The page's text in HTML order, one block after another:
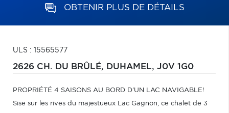
OBTENIR PLUS DE DÉTAILS
ULS : 15565577
2626 CH. DU BRÛLÉ, DUHAMEL, J0V 1G0
PROPRIÉTÉ 4 SAISONS AU BORD D'UN LAC NAVIGABLE!
Sise sur les rives du majestueux Lac Gagnon, ce chalet de 3